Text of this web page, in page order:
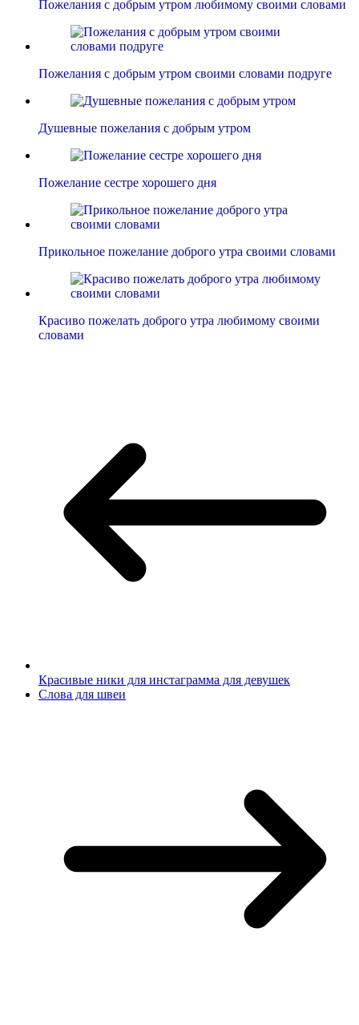
Пожелания с добрым утром любимому своими словами
Пожелания с добрым утром своими словами подруге
Душевные пожелания с добрым утром
Пожелание сестре хорошего дня
Прикольное пожелание доброго утра своими словами
Красиво пожелать доброго утра любимому своими
словами
Красивые ники для инстаграмма для девушек
Слова для швеи